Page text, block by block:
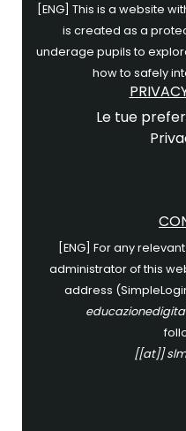
[ENG] This is a website
is created as a
underage pupils to
how to safely
Le tue
[ENG] For any
administrator of this
address
[[at]]